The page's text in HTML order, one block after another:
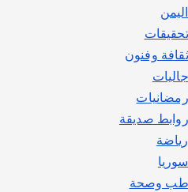
اليمن
تحقيقات
ثقافة وفنون
جاليات
رمضانيات
روابط صديقة
رياضة
سوريا
طب وصحة